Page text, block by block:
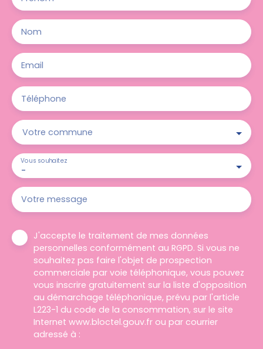
Nom
Email
Téléphone
Votre commune
-
Vous souhaitez
Votre message
J'accepte le traitement de mes données
personnelles conformément au RGPD. Si vous ne
souhaitez pas faire l'objet de prospection
commerciale par voie téléphonique, vous pouvez
vous inscrire gratuitement sur la liste d'opposition
au démarchage téléphonique, prévu par l'article
L223-1 du code de la consommation, sur le site
Internet www.bloctel.gouv.fr ou par courrier
adressé à :